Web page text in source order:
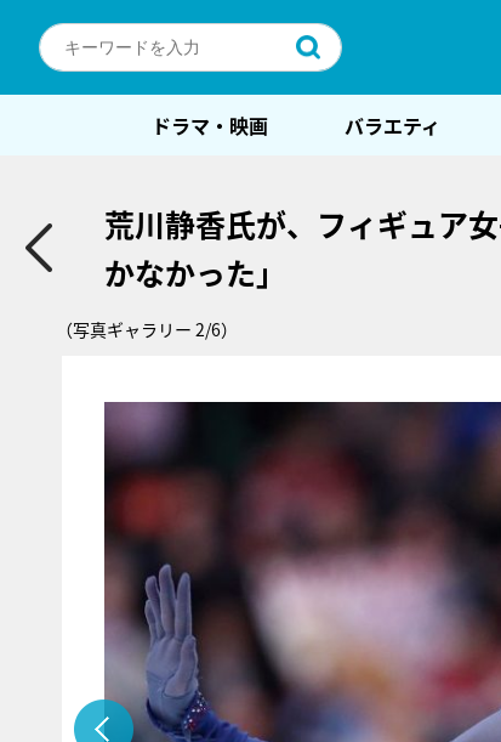
ドラマ・映画 バラエティ
荒川静香氏が、フィギュア
かなかった」
（写真ギャラリー 2/6）